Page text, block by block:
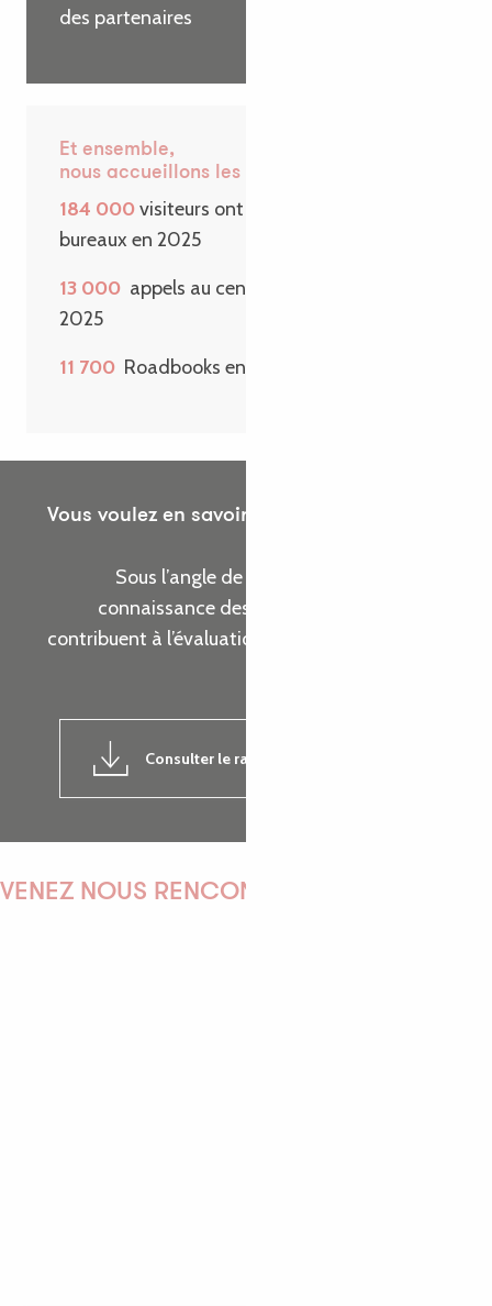
des partenaires
Et ensemble,
nous accueillons les visiteurs
184 000visiteurs ont passé la porte de nos
bureaux en 2025
13 000 appels au centre de contact en
2025
11 700 Roadbooks envoyés sur une année
Vous voulez en savoir plus sur les actions de
Sous l’angle de cinq thématiques, prenez
connaissance des indicateurs d’activité qui
contribuent à l’évaluation de la réalisation de nos
Consulter le rapport d'activité 2024
VENEZ NOUS RENCONTRER !